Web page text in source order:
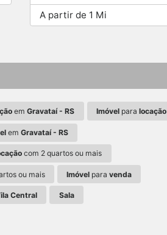
A partir de 1 Mi
emGravataí - RS Imóvelpara locação
emGravataí - RS
com 2 quartos ou mais
ou mais Imóvel paravenda
Central Sala